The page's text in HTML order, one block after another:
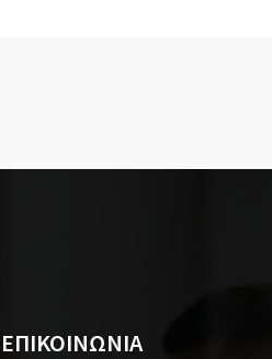
ΕΠΙΚΟΙΝΩΝΙΑ